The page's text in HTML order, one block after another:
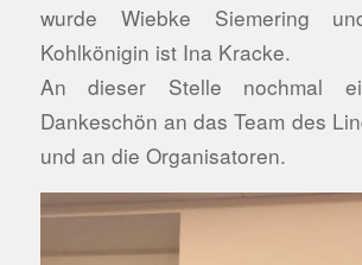
wurde Wiebke Siemering
Kohlkönigin ist Ina Kracke.
An dieser Stelle nochmal
Dankeschön an das Team des
und an die Organisatoren.